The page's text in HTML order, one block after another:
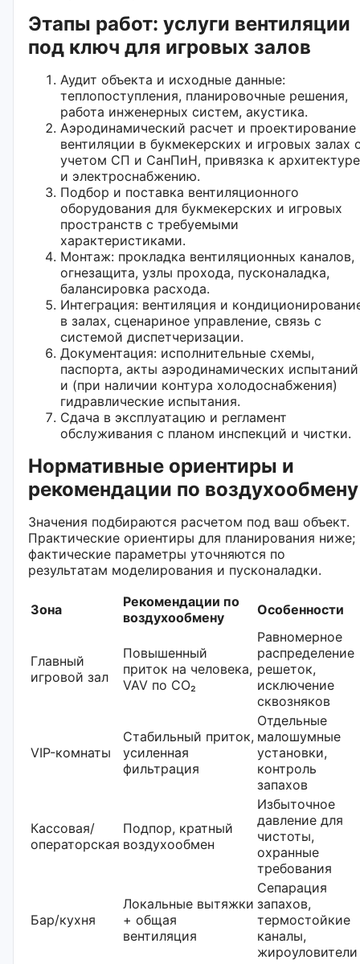
Этапы работ: услуги вентиляции
под ключ для игровых залов
Аудит объекта и исходные данные:
теплопоступления, планировочные решения,
работа инженерных систем, акустика.
Аэродинамический расчет и проектирование
вентиляции в букмекерских и игровых залах
учетом СП и СанПиН, привязка к архитектуре
и электроснабжению.
Подбор и поставка вентиляционного
оборудования для букмекерских и игровых
пространств с требуемыми
характеристиками.
Монтаж: прокладка вентиляционных каналов,
огнезащита, узлы прохода, пусконаладка,
балансировка расхода.
Интеграция: вентиляция и
в залах, сценариное управление, связь с
системой диспетчеризации.
Документация: исполнительные схемы,
паспорта, акты аэродинамических испытаний
и (при наличии контура холодоснабжения)
гидравлические испытания.
Сдача в эксплуатацию и регламент
обслуживания с планом инспекций и чистки.
Нормативные ориентиры и
рекомендации по воздухообмену
Значения подбираются расчетом под ваш объект.
Практические ориентиры для планирования ниже;
фактические параметры уточняются по
результатам моделирования и пусконаладки.
Зона
Рекомендации по
воздухообмену
Особенности
Главный
игровой зал
Повышенный
приток на человека,
VAV по CO₂
Равномерное
распределение
решеток,
исключение
сквозняков
VIP-комнаты
Стабильный приток,
усиленная
фильтрация
Отдельные
малошумные
установки,
контроль
запахов
Кассовая/
операторская
Подпор, кратный
воздухообмен
Избыточное
давление для
чистоты,
охранные
требования
Бар/кухня
Локальные вытяжки
+ общая
вентиляция
Сепарация
запахов,
термостойкие
каналы,
жироуловители